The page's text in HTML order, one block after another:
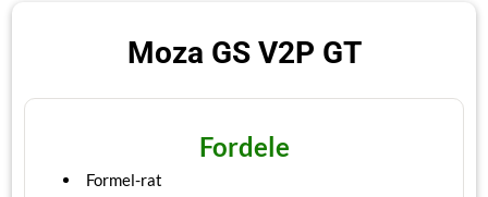
Moza GS V2P GT
Fordele
Formel-rat